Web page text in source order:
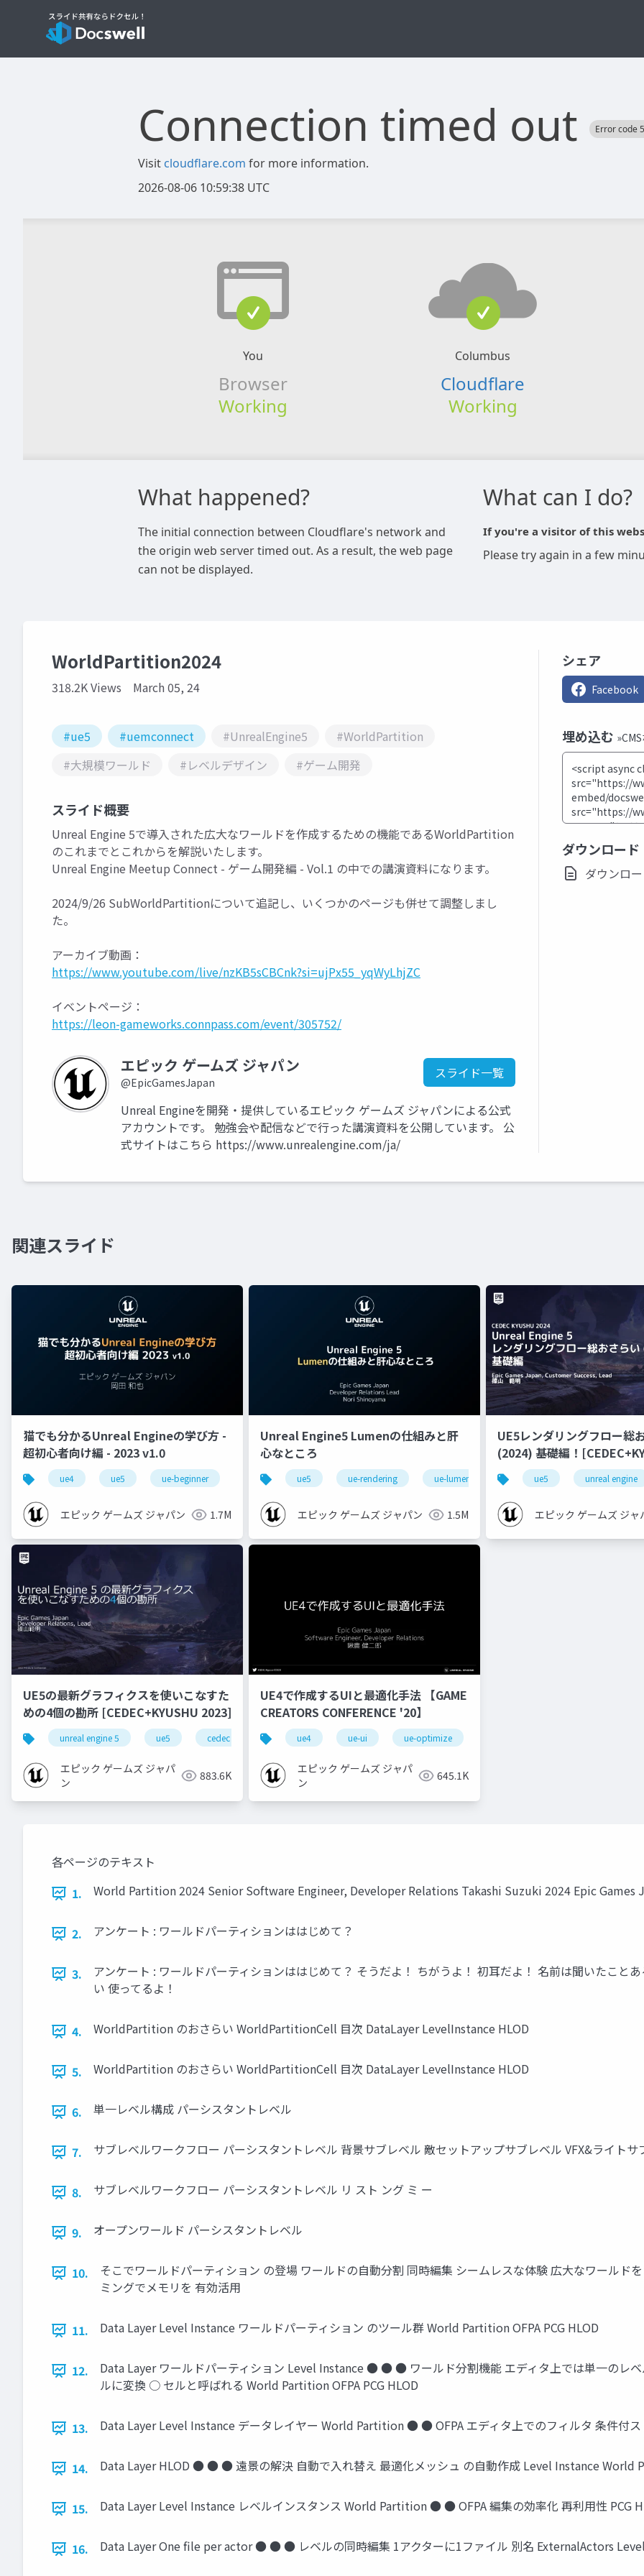
WorldPartition2024
318.2K Views March 05, 24
#ue5 #uemconnect #UnrealEngine5
#WorldPartition
#大規模ワールド
#レベルデザイン #ゲーム開発
スライド概要
Unreal Engine 5で導入された広大なワールドを作成するための機能であるWorldPartition
のこれまでとこれからを解説いたします。
Unreal Engine Meetup Connect - ゲーム開発編 - Vol.1 の中での講演資料になります。
2024/9/26 SubWorldPartitionについて追記し、いくつかのページも併せて調整しまし
た。
アーカイブ動画：
https://www.youtube.com/live/nzKB5sCBCnk?si=ujPx55_yqWyLhjZC
イベントページ：
https://leon-gameworks.connpass.com/event/305752/
エピック ゲームズ ジャパン
@EpicGamesJapan
スライド一覧
Unreal Engineを開発・提供しているエピック ゲームズ ジャパンによる公式
アカウントです。 勉強会や配信などで行った講演資料を公開しています。 公
式サイトはこちら https://www.unrealengine.com/ja/
シェア
Facebook
埋め込む
ダウンロード
ダウンロ
関連スライド
猫でも分かるUnreal Engineの学び方 -
超初心者向け編 - 2023 v1.0
ue4 ue5 ue-beginner
エピック ゲームズ ジャパン 1.7M
Unreal Engine5 Lumenの仕組みと肝
心なところ
ue5 ue-rendering ue-lumen
エピック ゲームズ ジャパン 1.5M
UE5レンダリングフロー総
(2024) 基礎編！[CEDEC+KYUSHU
2024] ue5 unreal engine
エピック ゲームズ ジャ
UE5の最新グラフィクスを使いこなすた
めの4個の勘所 [CEDEC+KYUSHU 2023]
unreal engine 5 ue5 cedec cedec+kyushu
エピック ゲームズ ジャパ
ン
883.6K
UE4で作成するUIと最適化手法 【GAME
CREATORS CONFERENCE '20】
ue4 ue-ui ue-optimize
エピック ゲームズ ジャパ
ン
645.1K
各ページのテキスト
1.
World Partition 2024 Senior Software Engineer, Developer Relations Takashi Suzuki 2024 Epic Games
2. アンケート : ワールドパーティションははじめて？
3.
アンケート : ワールドパーティションははじめて？ そうだよ！ ちがうよ！ 初耳だよ！ 名前は聞いたこと
い 使ってるよ！
4. WorldPartition のおさらい WorldPartitionCell 目次 DataLayer LevelInstance HLOD
5. WorldPartition のおさらい WorldPartitionCell 目次 DataLayer LevelInstance HLOD
6. 単一レベル構成 パーシスタントレベル
7. サブレベルワークフロー パーシスタントレベル 背景サブレベル 敵セットアップサブレベル VFX&ライトサ
8. サブレベルワークフロー パーシスタントレベル リ スト ング ミ ー
9. オープンワールド パーシスタントレベル
10.
そこでワールドパーティション の登場 ワールドの自動分割 同時編集 シームレスな体験 広大なワールド
ミングでメモリを 有効活用
11. Data Layer Level Instance ワールドパーティション のツール群 World Partition OFPA PCG HLOD
12.
Data Layer ワールドパーティション Level Instance ● ● ● ワールド分割機能 エディタ上では単一のレ
ルに変換 ○ セルと呼ばれる World Partition OFPA PCG HLOD
13. Data Layer Level Instance データレイヤー World Partition ● ● OFPA エディタ上でのフィルタ 条件付ス
14. Data Layer HLOD ● ● ● 遠景の解決 自動で入れ替え 最適化メッシュ の自動作成 Level Instance World
15. Data Layer Level Instance レベルインスタンス World Partition ● ● OFPA 編集の効率化 再利用性 PCG
16. Data Layer One file per actor ● ● ● レベルの同時編集 1アクターに1ファイル 別名 ExternalActors